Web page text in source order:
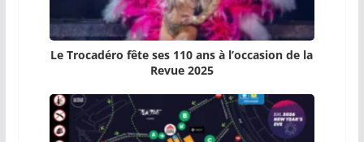
Le Trocadéro fête ses 110 ans à l’occasion de la
Revue 2025